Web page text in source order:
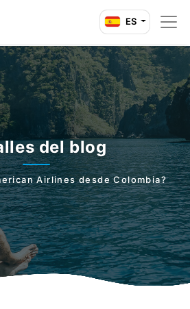
ES
del blog
Airlines desde Colombia?